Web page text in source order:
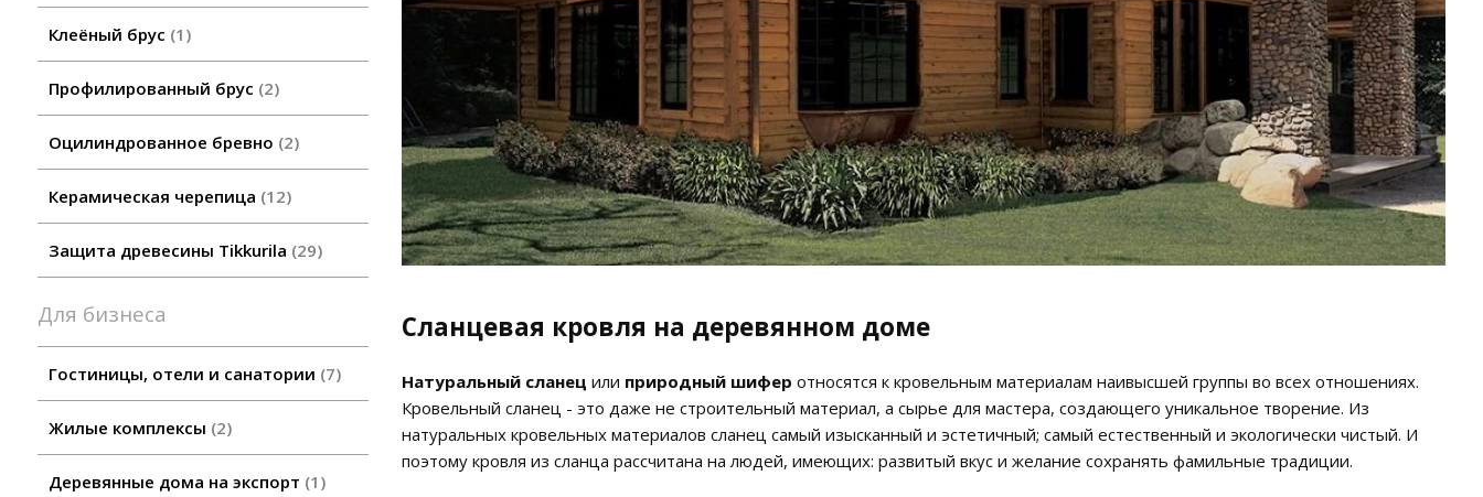
Клеёный брус 1
Профилированный брус 2
Оцилиндрованное бревно 2
Керамическая черепица 12
Защита древесины Tikkurila 29
Для бизнеса
Гостиницы, отели и санатории 7
Жилые комплексы 2
Деревянные дома на экспорт 1
Сланцевая кровля на деревянном доме
Натуральный сланец или природный шифер относятся к кровельным материалам наивысшей группы во всех отношениях.
Кровельный сланец - это даже не строительный материал, а сырье для мастера, создающего уникальное творение. Из
натуральных кровельных материалов сланец самый изысканный и эстетичный; самый естественный и экологически чистый. И
поэтому кровля из сланца рассчитана на людей, имеющих: развитый вкус и желание сохранять фамильные традиции.